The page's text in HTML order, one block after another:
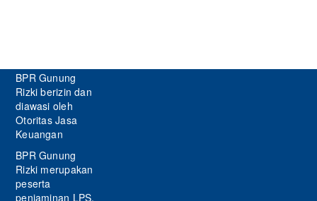
BPR Gunung
Rizki berizin dan
diawasi oleh
Otoritas Jasa
Keuangan
BPR Gunung
Rizki merupakan
peserta
penjaminan LPS.